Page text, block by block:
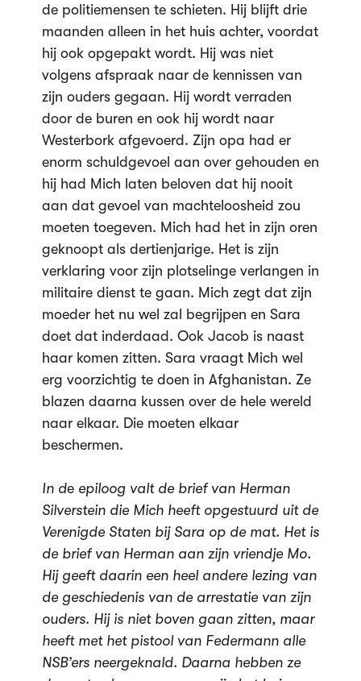
de politiemensen te schieten. Hij blijft drie
maanden alleen in het huis achter, voordat
hij ook opgepakt wordt. Hij was niet
volgens afspraak naar de kennissen van
zijn ouders gegaan. Hij wordt verraden
door de buren en ook hij wordt naar
Westerbork afgevoerd. Zijn opa had er
enorm schuldgevoel aan over gehouden en
hij had Mich laten beloven dat hij nooit
aan dat gevoel van machteloosheid zou
moeten toegeven. Mich had het in zijn oren
geknoopt als dertienjarige. Het is zijn
verklaring voor zijn plotselinge verlangen in
militaire dienst te gaan. Mich zegt dat zijn
moeder het nu wel zal begrijpen en Sara
doet dat inderdaad. Ook Jacob is naast
haar komen zitten. Sara vraagt Mich wel
erg voorzichtig te doen in Afghanistan. Ze
blazen daarna kussen over de hele wereld
naar elkaar. Die moeten elkaar
beschermen.
In de epiloog valt de brief van Herman
Silverstein die Mich heeft opgestuurd uit de
Verenigde Staten bij Sara op de mat. Het is
de brief van Herman aan zijn vriendje Mo.
Hij geeft daarin een heel andere lezing van
de geschiedenis van de arrestatie van zijn
ouders. Hij is niet boven gaan zitten, maar
heeft met het pistool van Federmann alle
NSB’ers neergeknald. Daarna hebben ze